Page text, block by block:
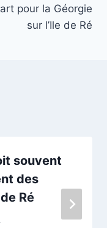
pour la Géorgie
sur l’Ile de Ré
souvent
des
Ré